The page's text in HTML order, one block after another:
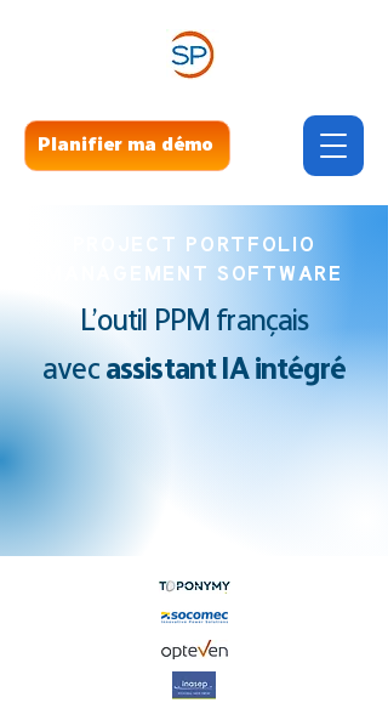
Planifier ma démo
PROJECT PORTFOLIO
MANAGEMENT SOFTWARE
L’outil PPM français
avec assistant IA intégré